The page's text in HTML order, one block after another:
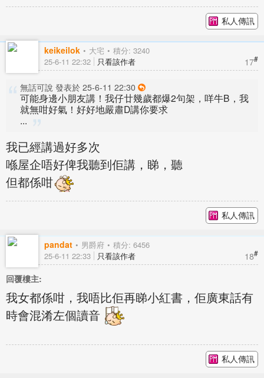
私人傳訊
keikeilok 大宅 積分: 3240
17#
25-6-11 22:32 只看該作者
無話可說 發表於 25-6-11 22:30
可能身邊小朋友講！我仔廿幾歲都爆2句架，咩牛B，我
就無咁好氣！好好地嚴肅D講你要求
...
我已經講過好多次
喺屋企唔好俾我聽到佢講，睇，聽
但都係咁
私人傳訊
pandat 男爵府 積分: 6456
18#
25-6-11 22:33 只看該作者
回覆樓主:
我女都係咁，我唔比佢再睇小紅書，佢廣東話有
時會混淆左個讀音
私人傳訊